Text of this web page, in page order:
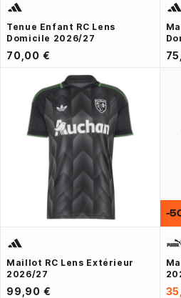
Tenue Enfant RC Lens
Domicile 2026/27
70,00 €
Maillot RC Lens Extérieur
2026/27
99,90 €
-